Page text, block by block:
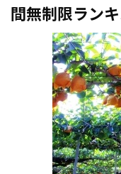
間無制限ランキ